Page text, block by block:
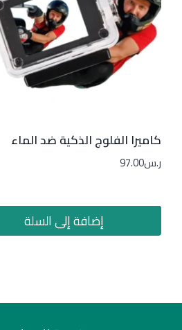
كاميرا الفلوج الذكية ضد الماء
ر.س97.00
إضافة إلى السلة